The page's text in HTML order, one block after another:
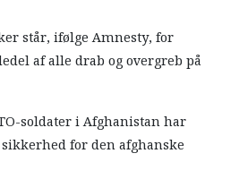
står, ifølge Amnesty, for
af alle drab og overgreb på
soldater i Afghanistan har
for den afghanske